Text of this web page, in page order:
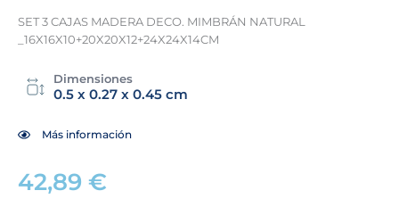
SET 3 CAJAS MADERA DECO. MIMBRÁN NATURAL
_16X16X10+20X20X12+24X24X14CM
Dimensiones
0.5 x 0.27 x 0.45 cm
Más información
42,89 €